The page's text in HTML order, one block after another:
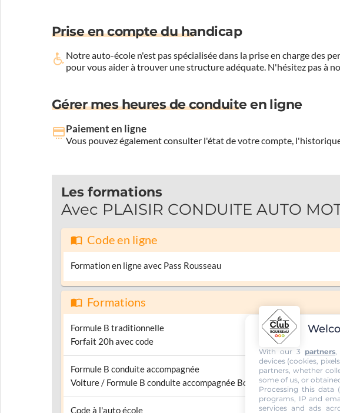
Prise en compte du handicap
Notre auto-école n'est pas spécialisée dans la prise en charge des
pour vous aider à trouver une structure adéquate. N'hésitez pas à
Gérer mes heures de conduite en ligne
Paiement en ligne
Vous pouvez également consulter l'état de votre compte,
Les formations
Avec PLAISIR CONDUITE AUTO
Code en ligne
Formation en ligne avec Pass Rousseau
Formations
Formule B traditionnelle
Forfait 20h avec code
Formule B conduite accompagnée
Voiture / Formule B conduite accompagnée Boîte manuelle
Code à l'auto école
With our 3 partners,
devices (cookies,
partners, whether
some of us, or
Processing this data
programs, IP and
services and ads